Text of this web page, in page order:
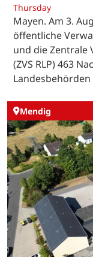
Thursday
Mayen. Am 3.
öffentliche
und die Zentrale
(ZVS RLP) 463
Mendig